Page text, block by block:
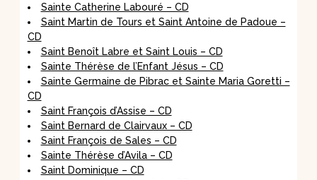
Sainte Catherine Labouré – CD
Saint Martin de Tours et Saint Antoine de Padoue –
CD
Saint Benoît Labre et Saint Louis – CD
Sainte Thérèse de l’Enfant Jésus – CD
Sainte Germaine de Pibrac et Sainte Maria Goretti –
CD
Saint François d’Assise – CD
Saint Bernard de Clairvaux – CD
Saint François de Sales – CD
Sainte Thérèse d’Avila – CD
Saint Dominique – CD